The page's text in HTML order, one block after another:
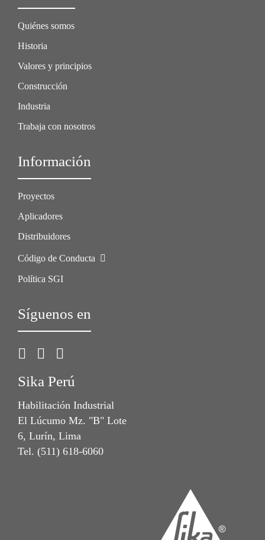
Quiénes somos
Historia
Valores y principios
Construcción
Industria
Trabaja con nosotros
Información
Proyectos
Aplicadores
Distribuidores
Código de Conducta
Política SGI
Síguenos en
Sika Perú
Habilitación Industrial
El Lúcumo Mz. "B" Lote
6, Lurín, Lima
Tel. (511) 618-6060